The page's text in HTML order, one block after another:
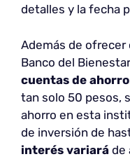
detalles y la fecha
Además de ofrecer
Banco del
cuentas de ahorro
tan solo 50 pesos,
ahorro en esta
de inversión de
interés variará de